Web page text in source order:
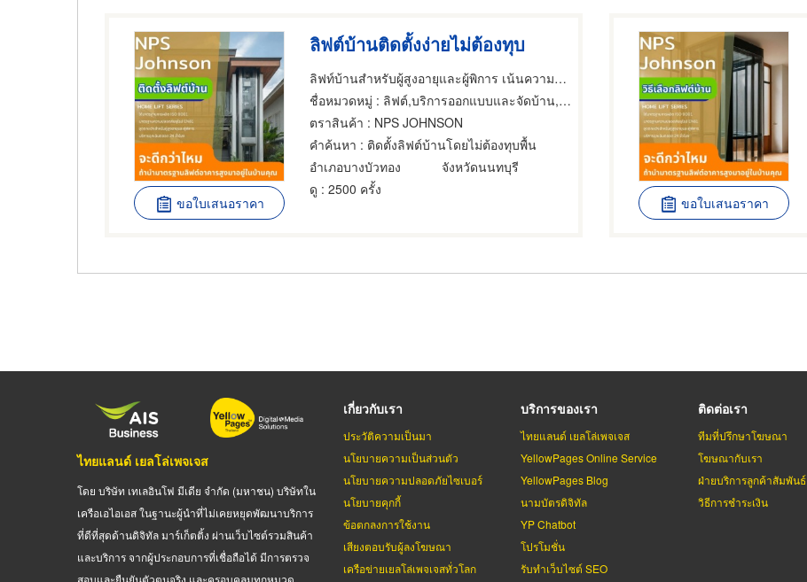
ขอใบเสนอราคา
ลิฟต์บ้านติดตั้งง่ายไม่ต้องทุบ
ลิฟท์บ้านสำหรับผู้สูงอายุและผู้พิการ เน้นความปลอดภัย
ชื่อหมวดหมู่ : ลิฟต์,บริการออกแบบและจัดบ้าน,อะไหล่และอุปกรณ์ลิฟต์
ตราสินค้า : NPS JOHNSON
คำค้นหา : ติดตั้งลิฟต์บ้านโดยไม่ต้องทุบพื้น
อำเภอบางบัวทอง
จังหวัดนนทบุรี
ดู : 2500 ครั้ง
ขอใบเสนอราคา
ไทยแลนด์ เยลโล่เพจเจส
โดย บริษัท เทเลอินโฟ มีเดีย จำกัด (มหาชน) บริษัทใน
เครือเอไอเอส ในฐานะผู้นำที่ไม่เคยหยุดพัฒนาบริการ
ที่ดีที่สุดด้านดิจิทัล มาร์เก็ตติ้ง ผ่านเว็บไซต์รวมสินค้า
และบริการ จากผู้ประกอบการที่เชื่อถือได้ มีการตรวจ
สอบและยืนยันตัวตนจริง และครอบคลุมทุกหมวด
เกี่ยวกับเรา
ประวัติความเป็นมา
นโยบายความเป็นส่วนตัว
นโยบายความปลอดภัยไซเบอร์
นโยบายคุกกี้
ข้อตกลงการใช้งาน
เสียงตอบรับผู้ลงโฆษณา
เครือข่ายเยลโล่เพจเจสทั่วโลก
บริการของเรา
ไทยแลนด์ เยลโล่เพจเจส
YellowPages Online Service
YellowPages Blog
นามบัตรดิจิทัล
YP Chatbot
โปรโมชั่น
รับทำเว็บไซต์ SEO
ติดต่อเรา
ทีมที่ปรึกษาโฆษณา
โฆษณากับเรา
ฝ่ายบริการลูกค้าสัมพันธ์
วิธีการชำระเงิน